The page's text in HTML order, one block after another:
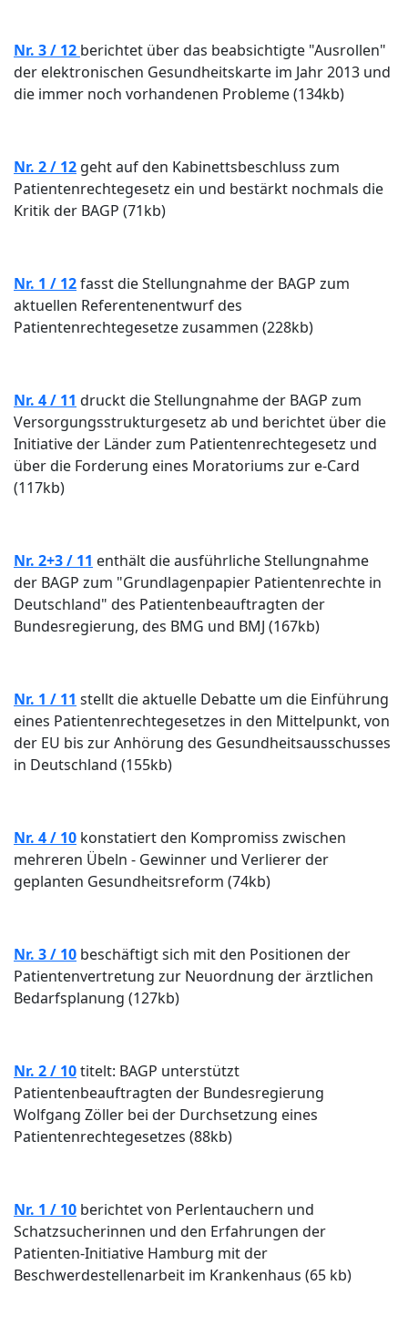
Nr. 3 / 12 berichtet über das beabsichtigte "Ausrollen"
der elektronischen Gesundheitskarte im Jahr 2013 und
die immer noch vorhandenen Probleme (134kb)
Nr. 2 / 12 geht auf den Kabinettsbeschluss zum
Patientenrechtegesetz ein und bestärkt nochmals die
Kritik der BAGP (71kb)
Nr. 1 / 12fasst die Stellungnahme der BAGP zum
aktuellen Referentenentwurf des
Patientenrechtegesetze zusammen (228kb)
Nr. 4 / 11 druckt die Stellungnahme der BAGP zum
Versorgungsstrukturgesetz ab und berichtet über die
Initiative der Länder zum Patientenrechtegesetz und
über die Forderung eines Moratoriums zur e-Card
(117kb)
Nr. 2+3 / 11 enthält die ausführliche Stellungnahme
der BAGP zum "Grundlagenpapier Patientenrechte in
Deutschland" des Patientenbeauftragten der
Bundesregierung, des BMG und BMJ (167kb)
Nr. 1 / 11 stellt die aktuelle Debatte um die Einführung
eines Patientenrechtegesetzes in den Mittelpunkt, von
der EU bis zur Anhörung des Gesundheitsausschusses
in Deutschland (155kb)
Nr. 4 / 10 konstatiert den Kompromiss zwischen
mehreren Übeln - Gewinner und Verlierer der
geplanten Gesundheitsreform (74kb)
Nr. 3 / 10 beschäftigt sich mit den Positionen der
Patientenvertretung zur Neuordnung der ärztlichen
Bedarfsplanung (127kb)
Nr. 2 / 10titelt: BAGP unterstützt
Patientenbeauftragten der Bundesregierung
Wolfgang Zöller bei der Durchsetzung eines
Patientenrechtegesetzes (88kb)
Nr. 1 / 10 berichtet von Perlentauchern und
Schatzsucherinnen und den Erfahrungen der
Patienten-Initiative Hamburg mit der
Beschwerdestellenarbeit im Krankenhaus (65 kb)